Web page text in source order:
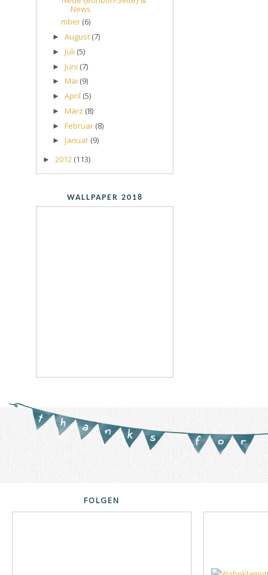
News
mber (6)
► August (7)
► Juli (5)
► Juni (7)
► Mai (9)
► April (5)
► März (8)
► Februar (8)
► Januar (9)
► 2012 (113)
WALLPAPER 2018
FOLGEN